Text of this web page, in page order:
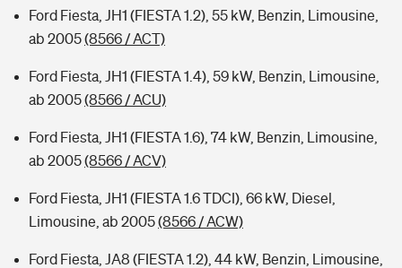
Ford Fiesta, JH1 (FIESTA 1.2), 55 kW, Benzin, Limousine,
ab 2005(8566 / ACT)
Ford Fiesta, JH1 (FIESTA 1.4), 59 kW, Benzin, Limousine,
ab 2005(8566 / ACU)
Ford Fiesta, JH1 (FIESTA 1.6), 74 kW, Benzin, Limousine,
ab 2005(8566 / ACV)
Ford Fiesta, JH1 (FIESTA 1.6 TDCI), 66 kW, Diesel,
Limousine, ab 2005(8566 / ACW)
Ford Fiesta, JA8 (FIESTA 1.2), 44 kW, Benzin, Limousine,